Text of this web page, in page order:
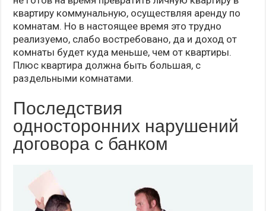
квартиру коммунальную, осуществляя аренду по
комнатам. Но в настоящее время это трудно
реализуемо, слабо востребовано, да и доход от
комнаты будет куда меньше, чем от квартиры.
Плюс квартира должна быть большая, с
раздельными комнатами.
Последствия
односторонних нарушений
договора с банком